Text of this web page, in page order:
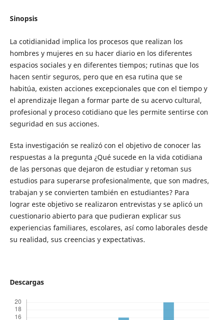
Sinopsis
La cotidianidad implica los procesos que realizan los
hombres y mujeres en su hacer diario en los diferentes
espacios sociales y en diferentes tiempos; rutinas que los
hacen sentir seguros, pero que en esa rutina que se
habitúa, existen acciones excepcionales que con el tiempo y
el aprendizaje llegan a formar parte de su acervo cultural,
profesional y proceso cotidiano que les permite sentirse con
seguridad en sus acciones.
Esta investigación se realizó con el objetivo de conocer las
respuestas a la pregunta ¿Qué sucede en la vida cotidiana
de las personas que dejaron de estudiar y retoman sus
estudios para superarse profesionalmente, que son madres,
trabajan y se convierten también en estudiantes? Para
lograr este objetivo se realizaron entrevistas y se aplicó un
cuestionario abierto para que pudieran explicar sus
experiencias familiares, escolares, así como laborales desde
su realidad, sus creencias y expectativas.
Descargas